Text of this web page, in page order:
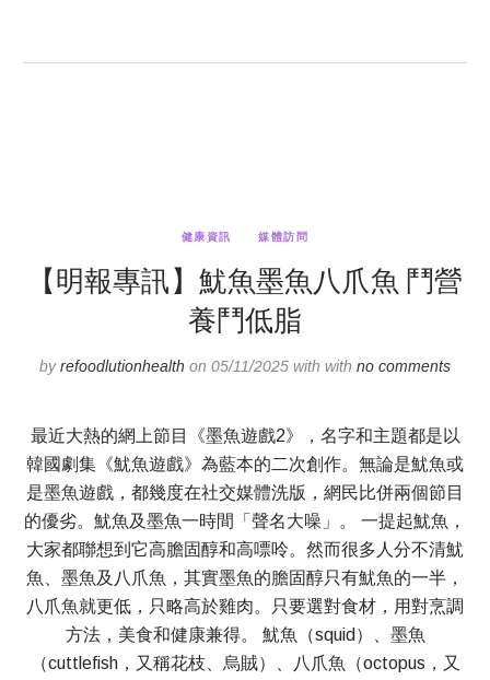
健康資訊 媒體訪問
【明報專訊】魷魚墨魚八爪魚 鬥營
養鬥低脂
byrefoodlutionhealth on 05/11/2025 with with no comments
最近大熱的網上節目《墨魚遊戲2》，名字和主題都是以
韓國劇集《魷魚遊戲》為藍本的二次創作。無論是魷魚或
是墨魚遊戲，都幾度在社交媒體洗版，網民比併兩個節目
的優劣。魷魚及墨魚一時間「聲名大噪」。 一提起魷魚，
大家都聯想到它高膽固醇和高嘌呤。然而很多人分不清魷
魚、墨魚及八爪魚，其實墨魚的膽固醇只有魷魚的一半，
八爪魚就更低，只略高於雞肉。只要選對食材，用對烹調
方法，美食和健康兼得。 魷魚（squid）、墨魚
（cuttlefish，又稱花枝、烏賊）、八爪魚（octopus，又